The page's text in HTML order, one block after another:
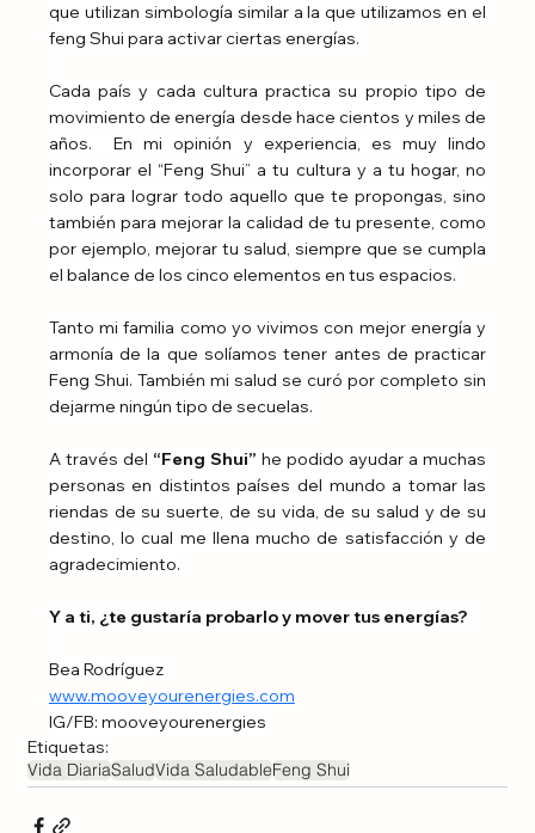
que utilizan simbología similar a la que utilizamos en el
feng Shui para activar ciertas energías.
Cada país y cada cultura practica su propio tipo de
movimiento de energía desde hace cientos y miles de
años.  En mi opinión y experiencia, es muy lindo
incorporar el “Feng Shui” a tu cultura y a tu hogar, no
solo para lograr todo aquello que te propongas, sino
también para mejorar la calidad de tu presente, como
por ejemplo, mejorar tu salud, siempre que se cumpla
el balance de los cinco elementos en tus espacios.
Tanto mi familia como yo vivimos con mejor energía y
armonía de la que solíamos tener antes de practicar
Feng Shui. También mi salud se curó por completo sin
dejarme ningún tipo de secuelas.
A través del “Feng Shui” he podido ayudar a muchas
personas en distintos países del mundo a tomar las
riendas de su suerte, de su vida, de su salud y de su
destino, lo cual me llena mucho de satisfacción y de
agradecimiento.
Y a ti, ¿te gustaría probarlo y mover tus energías?
Bea Rodríguez
www.mooveyourenergies.com
IG/FB: mooveyourenergies
Etiquetas:
Vida DiariaSaludVida SaludableFeng Shui